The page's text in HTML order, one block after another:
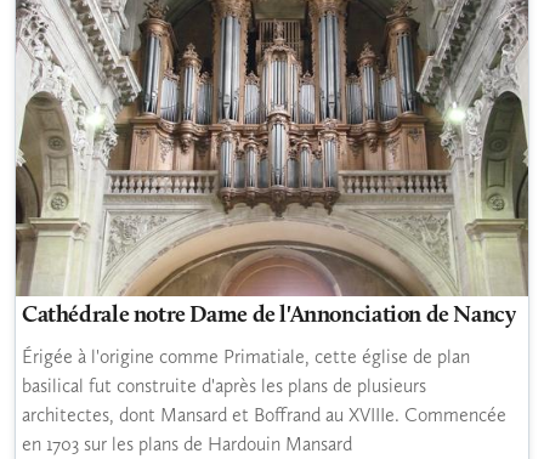
Cathédrale notre Dame de l'Annonciation de Nancy
Érigée à l'origine comme Primatiale, cette église de plan
basilical fut construite d'après les plans de plusieurs
architectes, dont Mansard et Boffrand au XVIIIe. Commencée
en 1703 sur les plans de Hardouin Mansard